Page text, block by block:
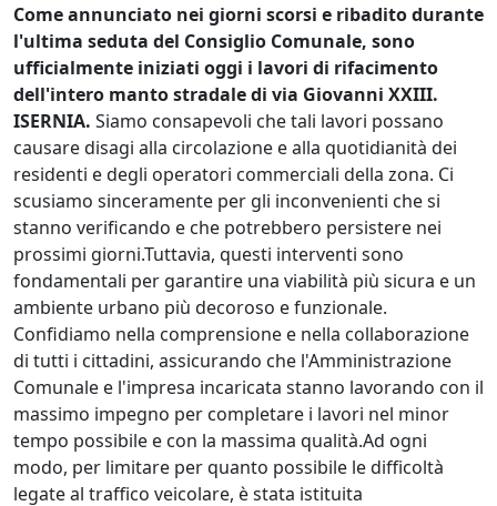
Come annunciato nei giorni scorsi e ribadito durante
l'ultima seduta del Consiglio Comunale, sono
ufficialmente iniziati oggi i lavori di rifacimento
dell'intero manto stradale di via Giovanni XXIII.
ISERNIA. Siamo consapevoli che tali lavori possano
causare disagi alla circolazione e alla quotidianità dei
residenti e degli operatori commerciali della zona. Ci
scusiamo sinceramente per gli inconvenienti che si
stanno verificando e che potrebbero persistere nei
prossimi giorni.Tuttavia, questi interventi sono
fondamentali per garantire una viabilità più sicura e un
ambiente urbano più decoroso e funzionale.
Confidiamo nella comprensione e nella collaborazione
di tutti i cittadini, assicurando che l'Amministrazione
Comunale e l'impresa incaricata stanno lavorando con il
massimo impegno per completare i lavori nel minor
tempo possibile e con la massima qualità.Ad ogni
modo, per limitare per quanto possibile le difficoltà
legate al traffico veicolare, è stata istituita